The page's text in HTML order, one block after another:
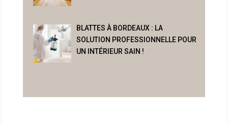
BLATTES À BORDEAUX : LA
SOLUTION PROFESSIONNELLE POUR
UN INTÉRIEUR SAIN !